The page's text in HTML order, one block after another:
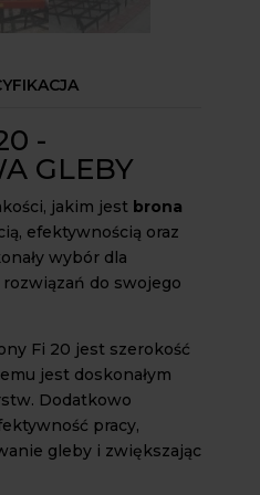
-
GLEBY
jakim jest brona
efektywnością oraz
wybór dla
do swojego
Fi 20 jest szerokość
jest doskonałym
Dodatkowo
pracy,
gleby i zwiększając